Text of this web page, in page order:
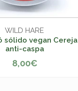
WILD HARE
sólido vegan Cereja
anti-caspa
+
8,00€